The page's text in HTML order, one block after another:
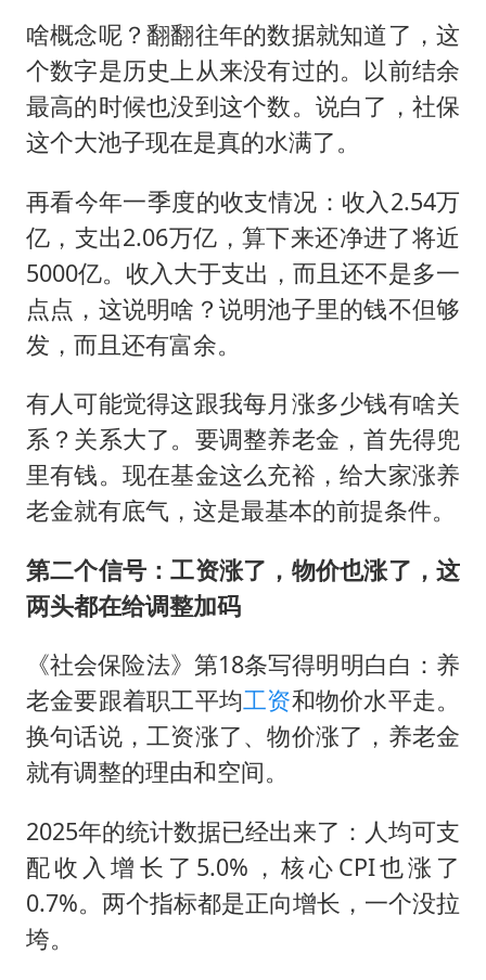
啥概念呢？翻翻往年的数据就知道了，这
个数字是历史上从来没有过的。以前结余
最高的时候也没到这个数。说白了，社保
这个大池子现在是真的水满了。
再看今年一季度的收支情况：收入2.54万
亿，支出2.06万亿，算下来还净进了将近
5000亿。收入大于支出，而且还不是多一
点点，这说明啥？说明池子里的钱不但够
发，而且还有富余。
有人可能觉得这跟我每月涨多少钱有啥关
系？关系大了。要调整养老金，首先得兜
里有钱。现在基金这么充裕，给大家涨养
老金就有底气，这是最基本的前提条件。
第二个信号：工资涨了，物价也涨了，这
两头都在给调整加码
《社会保险法》第18条写得明明白白：养
老金要跟着职工平均工资和物价水平走。
换句话说，工资涨了、物价涨了，养老金
就有调整的理由和空间。
2025年的统计数据已经出来了：人均可支
配收入增长了5.0%，核心CPI也涨了
0.7%。两个指标都是正向增长，一个没拉
垮。